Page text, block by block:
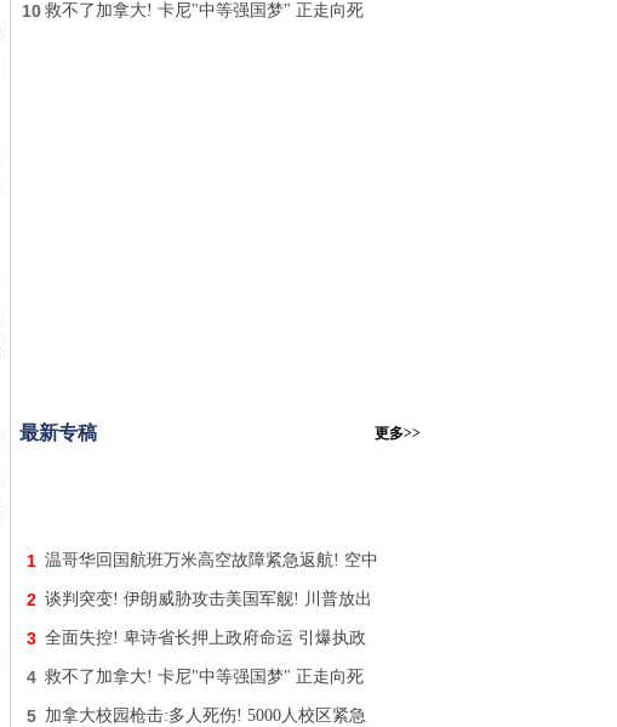
10 救不了加拿大! 卡尼"中等强国梦" 正走向死
最新专稿 更多>>
1 温哥华回国航班万米高空故障紧急返航! 空中
2 谈判突变! 伊朗威胁攻击美国军舰! 川普放出
3 全面失控! 卑诗省长押上政府命运 引爆执政
4 救不了加拿大! 卡尼"中等强国梦" 正走向死
5 加拿大校园枪击:多人死伤! 5000人校区紧急